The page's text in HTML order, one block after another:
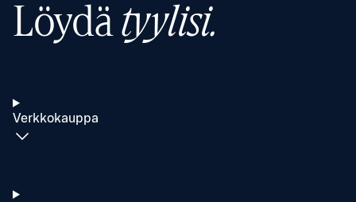
Löydätyylisi.
Verkkokauppa